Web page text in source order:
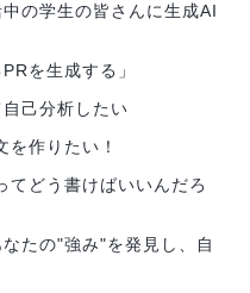
の学生の皆さんに生成AI
を生成する」
己分析したい
を作りたい！
てどう書けばいいんだろ
たの"強み"を発見し、自